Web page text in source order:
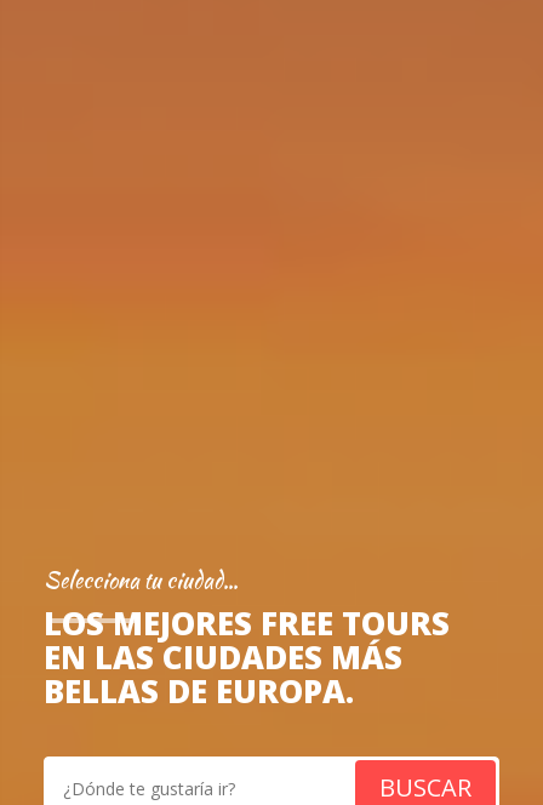
Selecciona tu ciudad...
LOS MEJORES FREE TOURS
EN LAS CIUDADES MÁS
BELLAS DE EUROPA.